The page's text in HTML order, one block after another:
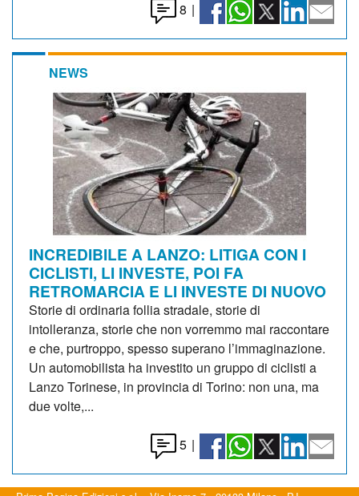
8 |
NEWS
INCREDIBILE A LANZO: LITIGA CON I
CICLISTI, LI INVESTE, POI FA
RETROMARCIA E LI INVESTE DI NUOVO
Storie di ordinaria follia stradale, storie di
intolleranza, storie che non vorremmo mai raccontare
e che, purtroppo, spesso superano l’immaginazione.
Un automobilista ha investito un gruppo di ciclisti a
Lanzo Torinese, in provincia di Torino: non una, ma
due volte,...
5 |